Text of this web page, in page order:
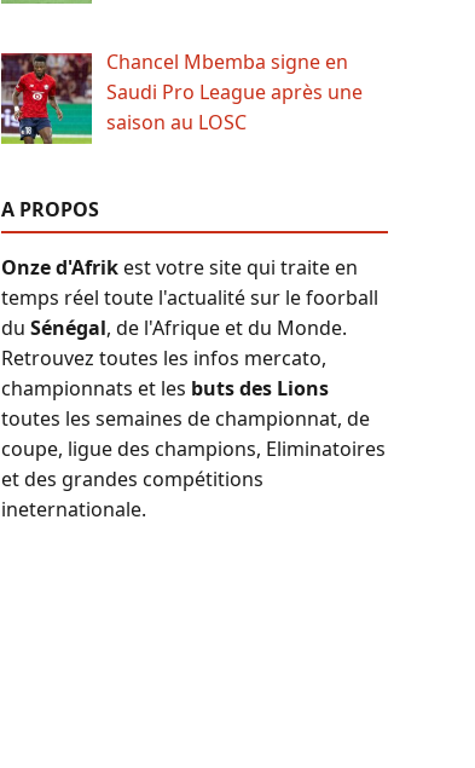
Chancel Mbemba signe en
Saudi Pro League après une
saison au LOSC
A PROPOS
Onze d'Afrikest votre site qui traite en
temps réel toute l'actualité sur le foorball
du Sénégal, de l'Afrique et du Monde.
Retrouvez toutes les infos mercato,
championnats et les buts des Lions
toutes les semaines de championnat, de
coupe, ligue des champions, Eliminatoires
et des grandes compétitions
ineternationale.